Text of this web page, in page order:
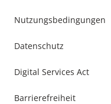
Nutzungsbedingungen
Datenschutz
Digital Services Act
Barrierefreiheit